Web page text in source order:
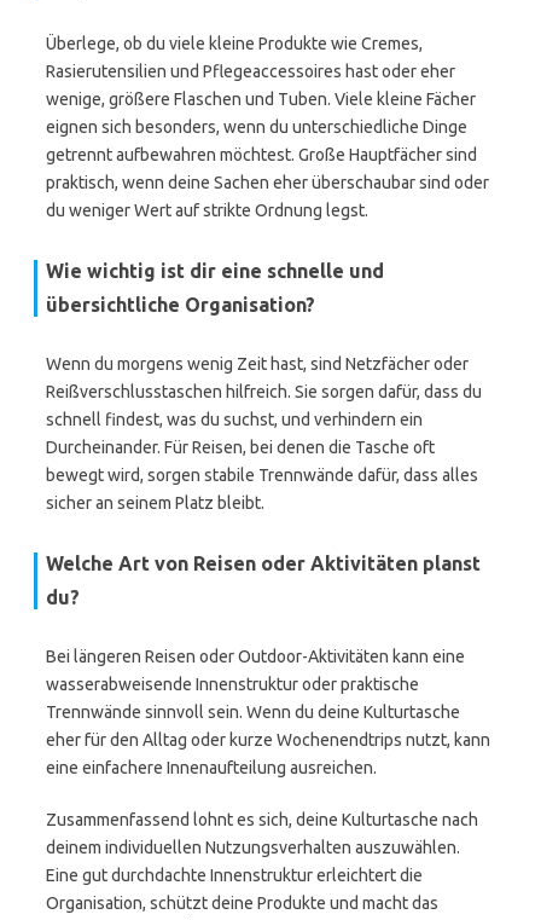
Überlege, ob du viele kleine Produkte wie Cremes,
Rasierutensilien und Pflegeaccessoires hast oder eher
wenige, größere Flaschen und Tuben. Viele kleine Fächer
eignen sich besonders, wenn du unterschiedliche Dinge
getrennt aufbewahren möchtest. Große Hauptfächer sind
praktisch, wenn deine Sachen eher überschaubar sind oder
du weniger Wert auf strikte Ordnung legst.
Wie wichtig ist dir eine schnelle und
übersichtliche Organisation?
Wenn du morgens wenig Zeit hast, sind Netzfächer oder
Reißverschlusstaschen hilfreich. Sie sorgen dafür, dass du
schnell findest, was du suchst, und verhindern ein
Durcheinander. Für Reisen, bei denen die Tasche oft
bewegt wird, sorgen stabile Trennwände dafür, dass alles
sicher an seinem Platz bleibt.
Welche Art von Reisen oder Aktivitäten planst
du?
Bei längeren Reisen oder Outdoor-Aktivitäten kann eine
wasserabweisende Innenstruktur oder praktische
Trennwände sinnvoll sein. Wenn du deine Kulturtasche
eher für den Alltag oder kurze Wochenendtrips nutzt, kann
eine einfachere Innenaufteilung ausreichen.
Zusammenfassend lohnt es sich, deine Kulturtasche nach
deinem individuellen Nutzungsverhalten auszuwählen.
Eine gut durchdachte Innenstruktur erleichtert die
Organisation, schützt deine Produkte und macht das